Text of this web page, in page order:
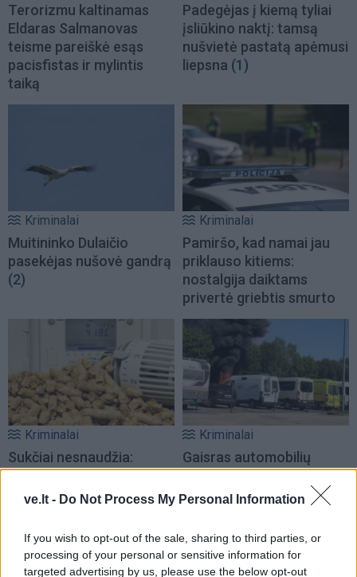
ve.lt - Do Not Process My Personal Information
If you wish to opt-out of the sale, sharing to third parties, or
processing of your personal or sensitive information for
targeted advertising by us, please use the below opt-out
Terorizmu kaltinamas
Eldaras Salmanovas
teisme pareiškė esąs
pacisfistas ir mylintis
taiką
Padegėjas į kiemą tyliai
įsliūkino naktį: tamsą
nušvietė pastatą apėmusi
liepsna (1)
Kriminalai
Muitininko Dulaičio
pasekėjas nušovė gandrą
(2)
Kriminalai
Pamiršo, kad namai jau
priklauso kitiems:
nostalgija daiktams
privertė griebtis smurto
Kriminalai
Sukčiai nesnaudžia:
naudojasi dėl kietojo kuro
kilusiu ažiotažu
Kriminalai
Gaisras automobilių
pardavimo aikštelėje:
sudegė ne tik namelis ant